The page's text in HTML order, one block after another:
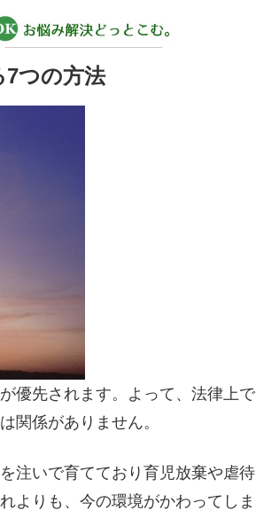
7つの方法
優先されます。よって、法律上で
関係がありません。
注いで育てており育児放棄や虐待
よりも、今の環境がかわってしま